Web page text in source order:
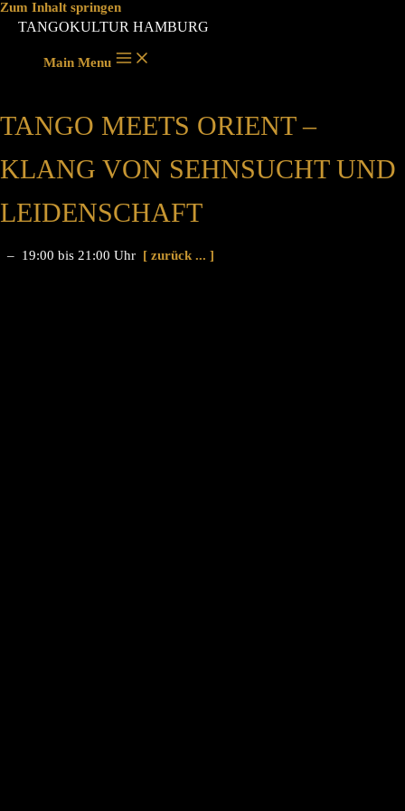
Zum Inhalt springen
TANGOKULTUR HAMBURG
Main Menu
TANGO MEETS ORIENT –
KLANG VON SEHNSUCHT UND
LEIDENSCHAFT
– 19:00 bis 21:00 Uhr [ zurück ... ]